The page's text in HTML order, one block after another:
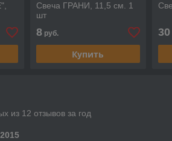
Свеча ГРАНИ, 11,5 см. 1
шт
8руб.
Купить
30
из 12 отзывов за год